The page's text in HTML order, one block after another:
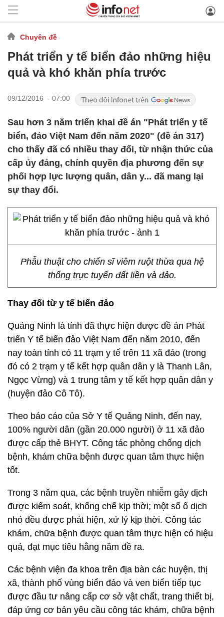
Chuyên đề
Phát triển y tế biển đảo những hiệu
quả và khó khăn phía trước
09/12/2016 - 07:00
Sau hơn 3 năm triển khai đề án "Phát triển y tế
biển, đảo Việt Nam đến năm 2020" (đề án 317)
cho thấy đã có nhiều thay đổi, từ nhận thức của
cấp ủy đảng, chính quyền địa phương đến sự
phối hợp lực lượng quân, dân y... đã mang lại
sự thay đổi.
Phẫu thuật cho chiến sĩ viêm ruột thừa qua hệ
thống trực tuyến đất liền và đảo.
Thay đổi từ y tế biển đảo
Quảng Ninh là tỉnh đã thực hiện được đề án Phát
triển Y tế biển đảo Việt Nam đến năm 2010, đến
nay toàn tỉnh có 11 trạm y tế trên 11 xã đảo (trong
đó có 2 trạm y tế kết hợp quân dân y là Thanh Lân,
Ngọc Vừng) và 1 trung tâm y tế kết hợp quân dân y
(huyện đảo Cô Tô).
Theo báo cáo của Sở Y tế Quảng Ninh, đến nay,
100% người dân (gần 20.000 người) ở 11 xã đảo
được cấp thẻ BHYT. Công tác phòng chống dịch
bệnh, khám chữa bệnh được quan tâm thực hiện
tốt.
Trong 3 năm qua, các bệnh truyền nhiễm gây dịch
được kiểm soát, khống chế kịp thời; một số ổ dịch
nhỏ đều được phát hiện, xử lý kịp thời. Công tác
khám, chữa bệnh được quan tâm thực hiện có hiệu
quả, đạt mục tiêu hằng năm đề ra.
Các bệnh viện đa khoa trên địa bàn các huyện, thị
xã, thành phố vùng biển đảo và ven biển tiếp tục
được đầu tư nâng cấp cơ sở vật chất, trang thiết bị,
đáp ứng cơ bản yêu cầu công tác khám, chữa bệnh